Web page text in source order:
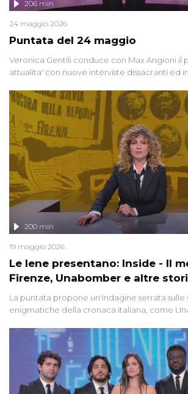
Puntata del 24 maggio
206 min
24 maggio 2026
Veronica Gentili conduce con Max Angioni il
attualita' con nuove interviste dissacranti ed
Le Iene presentano: Inside - Il
Firenze, Unabomber e altre
200 min
19 maggio 2026
La puntata propone un'indagine serrata sulle
enigmatiche della cronaca italiana, come
'90 e il 2000 che, inquietantemente,
libertà. Lo speciale affronta inoltre le zone
Firenze, le cui responsabilità appaiono
groviglio di dubbi mai chiariti. Nel corso dello
l'intervista inedita a Olindo Romano,